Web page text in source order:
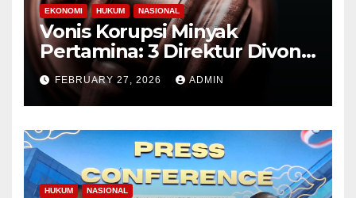
EKONOMI HUKUM NASIONAL
Vonis Korupsi Minyak
Pertamina: 3 Direktur Divonis
9-10 Tahun Penjara
FEBRUARY 27, 2026 ADMIN
HUKUM NASIONAL